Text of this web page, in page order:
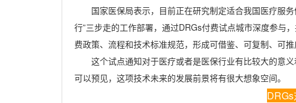
国家医保局表示，目前正在研究制定适合我国医疗服
行”三步走的工作部署，通过DRGs付费试点城市深度参与
费政策、流程和技术标准规范，形成可借鉴、可复制、可推
这个试点通知对于医疗或者是医保行业有比较大的意
可以预见，这项技术未来的发展前景将有很大想象空间。